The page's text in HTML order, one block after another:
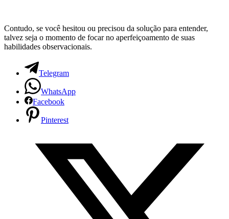
Contudo, se você hesitou ou precisou da solução para entender,
talvez seja o momento de focar no aperfeiçoamento de suas
habilidades observacionais.
Telegram
WhatsApp
Facebook
Pinterest